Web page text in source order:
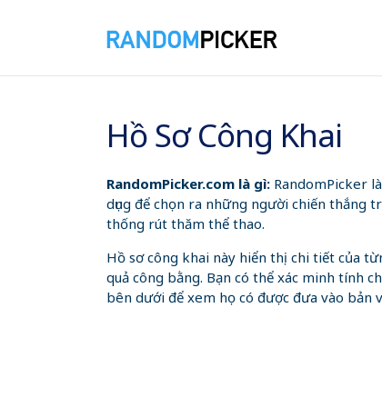
Hồ Sơ Công Khai
RandomPicker.com là gì: RandomPicker
dụng để chọn ra những người chiến thắng
thống rút thăm thể thao.
Hồ sơ công khai này hiển thị chi tiết của
quả công bằng. Bạn có thể xác minh tính
bên dưới để xem họ có được đưa vào bản